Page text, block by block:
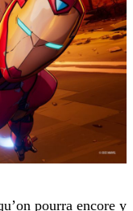
pourra encore y